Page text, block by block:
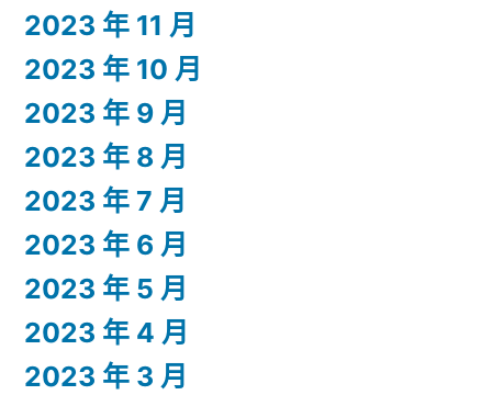
2023 年 11 月
2023 年 10 月
2023 年 9 月
2023 年 8 月
2023 年 7 月
2023 年 6 月
2023 年 5 月
2023 年 4 月
2023 年 3 月